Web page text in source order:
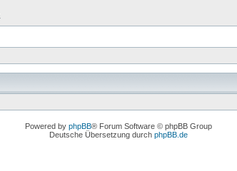
Powered by phpBB® Forum Software © phpBB Group
Deutsche Übersetzung durch phpBB.de